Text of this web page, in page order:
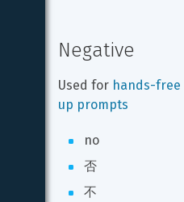
Negative
Used for hands-free
up prompts
no
否
不